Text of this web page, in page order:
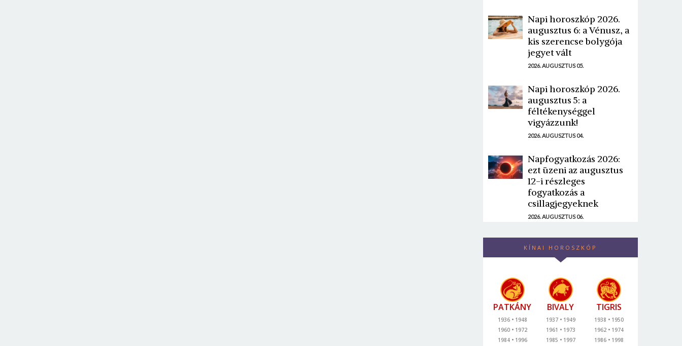
Napi horoszkóp 2026.
augusztus 6: a Vénusz, a
kis szerencse bolygója
jegyet vált
2026. AUGUSZTUS 05.
Napi horoszkóp 2026.
augusztus 5: a
féltékenységgel
vigyázzunk!
2026. AUGUSZTUS 04.
Napfogyatkozás 2026:
ezt üzeni az augusztus
12-i részleges
fogyatkozás a
csillagjegyeknek
2026. AUGUSZTUS 06.
KÍNAI HOROSZKÓP
PATKÁNY
1936
1948
1960
1972
1984
1996
BIVALY
1937
1949
1961
1973
1985
1997
TIGRIS
1938
1950
1962
1974
1986
1998